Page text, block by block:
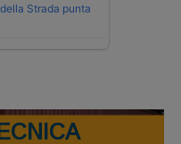
Strada punta